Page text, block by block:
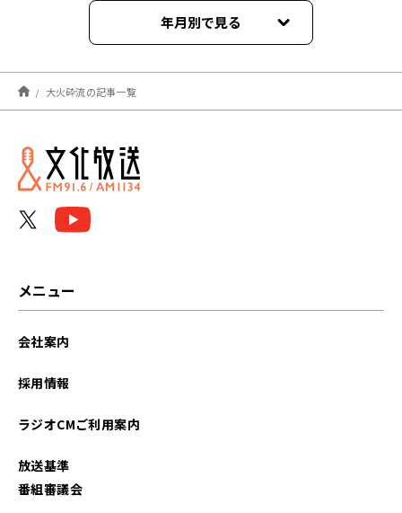
年月別で見る
2023年06月
大火砕流の記事一覧
メニュー
会社案内
採用情報
ラジオCMご利用案内
放送基準
番組審議会